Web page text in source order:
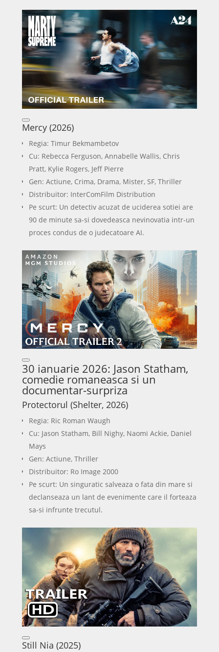
Mercy (2026)
Regia: Timur Bekmambetov
Cu: Rebecca Ferguson, Annabelle Wallis, Chris
Pratt, Kylie Rogers, Jeff Pierre
Gen: Actiune, Crima, Drama, Mister, SF, Thriller
Distribuitor: InterComFilm Distribution
Pe scurt: Un detectiv acuzat de uciderea sotiei are
90 de minute sa-si dovedeasca nevinovatia intr-un
proces condus de o judecatoare AI.
30 ianuarie 2026: Jason Statham,
comedie romaneasca si un
documentar-surpriza
Protectorul (Shelter, 2026)
Regia: Ric Roman Waugh
Cu: Jason Statham, Bill Nighy, Naomi Ackie, Daniel
Mays
Gen: Actiune, Thriller
Distribuitor: Ro Image 2000
Pe scurt: Un singuratic salveaza o fata din mare si
declanseaza un lant de evenimente care il forteaza
sa-si infrunte trecutul.
Still Nia (2025)